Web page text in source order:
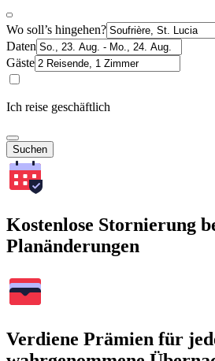
Wo soll’s hingehen?
Daten
Gäste
Ich reise geschäftlich
Suchen
Kostenlose Stornierung
Planänderungen
Verdiene Prämien für